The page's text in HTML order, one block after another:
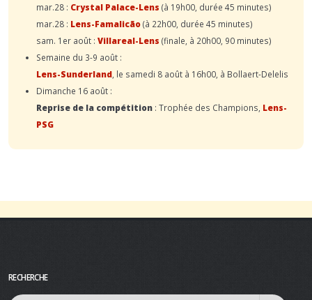
mar.28 : Crystal Palace-Lens (à 19h00, durée 45 minutes)
mar.28 : Lens-Famalicão(à 22h00, durée 45 minutes)
sam. 1er août : Villareal-Lens (finale, à 20h00, 90 minutes)
Semaine du 3-9 août :
Lens-Sunderland , le samedi 8 août à 16h00, à Bollaert-Delelis
Dimanche 16 août :
Reprise de la compétition : Trophée des Champions, Lens-
PSG
RECHERCHE